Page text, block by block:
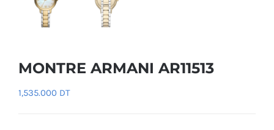
MONTRE ARMANI AR11513
1,535.000 DT